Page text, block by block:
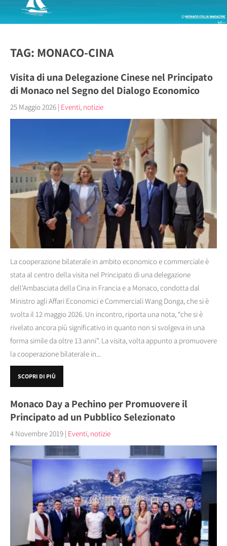
TAG: MONACO-CINA
Visita di una Delegazione Cinese nel Principato
di Monaco nel Segno del Dialogo Economico
25 Maggio 2026 | Eventi, notizie
La cooperazione bilaterale in ambito economico e commerciale è
stata al centro della visita nel Principato di una delegazione
dell'Ambasciata della Cina in Francia e a Monaco, condotta dal
Ministro agli Affari Economici e Commerciali Wang Donga, che si è
svolta il 12 maggio 2026. Un incontro, riporta una nota, “che si è
rivelato ancora più significativo in quanto non si svolgeva in una
forma simile da oltre 13 anni”. La visita, volta appunto a promuovere
la cooperazione bilaterale in...
SCOPRI DI PIÙ
Monaco Day a Pechino per Promuovere il
Principato ad un Pubblico Selezionato
4 Novembre 2019 | Eventi, notizie